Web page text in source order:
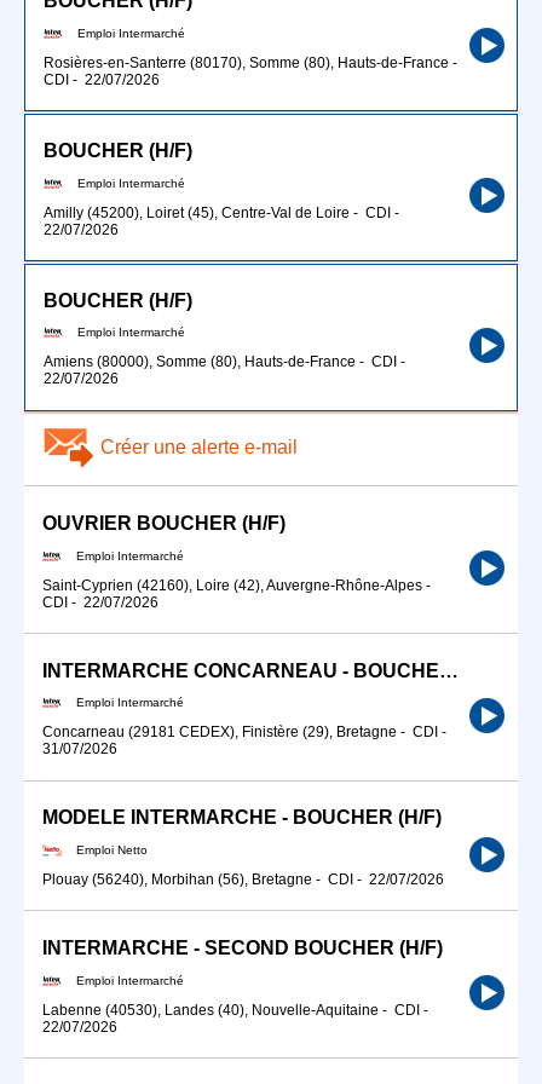
Emploi Intermarché
Rosières-en-Santerre (80170), Somme (80), Hauts-de-France -
CDI - 22/07/2026
BOUCHER (H/F)
Emploi Intermarché
Amilly (45200), Loiret (45), Centre-Val de Loire - CDI -
22/07/2026
BOUCHER (H/F)
Emploi Intermarché
Amiens (80000), Somme (80), Hauts-de-France - CDI -
22/07/2026
Créer une alerte e-mail
OUVRIER BOUCHER (H/F)
Emploi Intermarché
Saint-Cyprien (42160), Loire (42), Auvergne-Rhône-Alpes -
CDI - 22/07/2026
INTERMARCHE CONCARNEAU - BOUCHER (H/F)
Emploi Intermarché
Concarneau (29181 CEDEX), Finistère (29), Bretagne - CDI -
31/07/2026
MODELE INTERMARCHE - BOUCHER (H/F)
Emploi Netto
Plouay (56240), Morbihan (56), Bretagne - CDI - 22/07/2026
INTERMARCHE - SECOND BOUCHER (H/F)
Emploi Intermarché
Labenne (40530), Landes (40), Nouvelle-Aquitaine - CDI -
22/07/2026